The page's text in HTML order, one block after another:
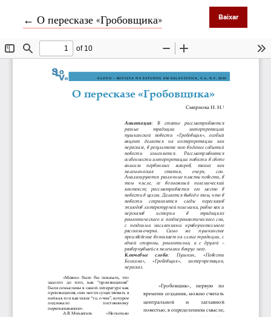
←Voltar aos Detalhes do Artigo
О пересказе «Гробовщика» Baixar